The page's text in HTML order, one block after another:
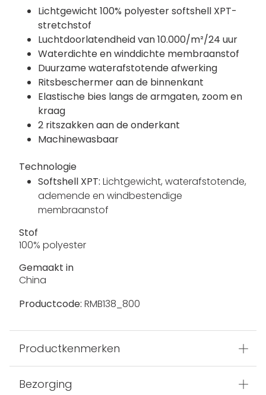
Lichtgewicht 100% polyester softshell XPT-
stretchstof
Luchtdoorlatendheid van 10.000/m²/24 uur
Waterdichte en winddichte membraanstof
Duurzame waterafstotende afwerking
Ritsbeschermer aan de binnenkant
Elastische bies langs de armgaten, zoom en
kraag
2 ritszakken aan de onderkant
Machinewasbaar
Technologie
Softshell XPT: Lichtgewicht, waterafstotende,
ademende en windbestendige
membraanstof
Stof
100% polyester
Gemaakt in
China
Productcode: RMB138_800
Productkenmerken
Bezorging